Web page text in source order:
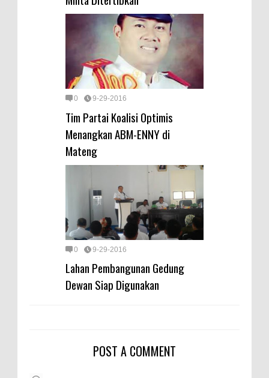
0 9-29-2016
Tim Partai Koalisi Optimis
Menangkan ABM-ENNY di
Mateng
0 9-29-2016
Lahan Pembangunan Gedung
Dewan Siap Digunakan
POST A COMMENT